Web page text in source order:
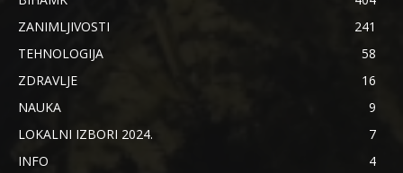
ZANIMLJIVOSTI
241
TEHNOLOGIJA
58
ZDRAVLJE
16
NAUKA
9
LOKALNI IZBORI 2024.
7
INFO
4